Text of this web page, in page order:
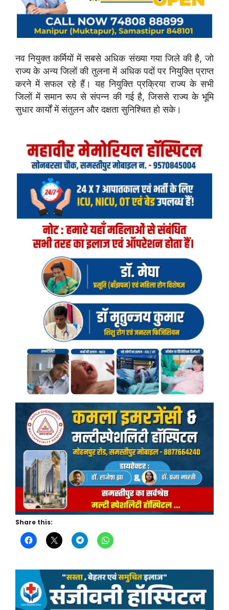
नव नियुक्त कर्मियों में सबसे अधिक संख्या गया जिले की है, जो
राज्य के अन्य जिलों की तुलना में अधिक पदों पर नियुक्ति प्राप्त
करने में सफल रहे हैं। यह नियुक्ति प्रक्रिया राज्य के सभी
जिलों में समान रूप से संपन्न की गई है, जिससे राज्य के भूमि
सुधार कार्यों में संतुलन और दक्षता सुनिश्चित हो सके।
Share this: